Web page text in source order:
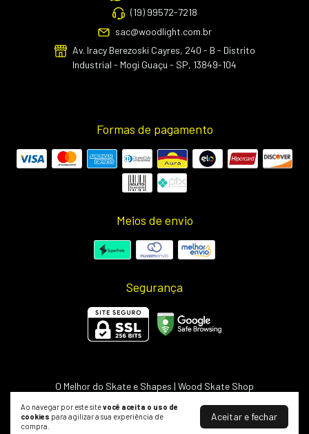
Ao navegar por este sitevocê aceita o uso de
cookies para agilizar a sua experiência de
compra.
Aceitar e fechar
(19) 99572-7218
sac@woodlight.com.br
Av. Iracy Berezoski Cayres, 240 - B - Distrito
Industrial - Mogi Guaçu - SP, 13849-104
Formas de pagamento
Meios de envio
Segurança
O Melhor do Skate e Shapes | Wood Skate Shop